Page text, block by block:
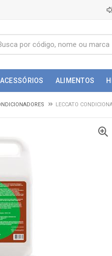
ACESSÓRIOS ALIMENTOS
LECCATO